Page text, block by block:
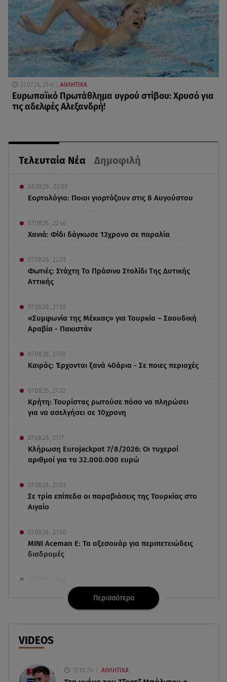
Τελευταία Νέα Δημοφιλή
08.08.26 , 03:00
Εορτολόγιο: Ποιοι γιορτάζουν στις 8 Αυγούστου
07.08.26 , 22:40
Χανιά: Φίδι δάγκωσε 13χρονο σε παραλία
07.08.26 , 22:05
Φωτιές: Στάχτη Το Πράσινο Στολίδι Της Δυτικής
Αττικής
07.08.26 , 21:50
«Συμφωνία της Μέκκας» για Τουρκία – Σαουδική
Αραβία - Πακιστάν
07.08.26 , 21:50
Καιρός: Έρχονται ξανά 40άρια - Σε ποιες περιοχές
07.08.26 , 21:32
Κρήτη: Τουρίστας ρωτούσε πόσο να πληρώσει
για να ασελγήσει σε 10χρονη
07.08.26 , 21:17
Κλήρωση Eurojackpot 7/8/2026: Οι τυχεροί
αριθμοί για τα 32.000.000 ευρώ
07.08.26 , 21:03
Σε τρία επίπεδα οι παραβιάσεις της Τουρκίας στο
Αιγαίο
07.08.26 , 21:00
MINI Aceman E: Τα αξεσουάρ για περιπετειώδεις
διαδρομές
Χανιά: Νεκρή βρέθηκε αγνοούμενη - Ξέφυγε από
αστυνομικούς που την εντόπισαν
07.08.26 , 20:18
Μυστράς: Κρίσιμος για το κατηγορητήριο ο
χρόνος θανάτου του 90χρονου
07.08.26 , 20:13
Περισσότερα
VIDEOS
13.10.24 ΑΘΛΗΤΙΚΑ
31.07.26, 21:41 ΑΘΛΗΤΙΚΑ
Ευρωπαϊκό Πρωτάθλημα υγρού στίβου: Χρυσό για
τις αδελφές Αλεξανδρή!